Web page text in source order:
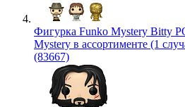
Фигурка Funko Mystery Bitty
Mystery в ассортименте (1
(83667)